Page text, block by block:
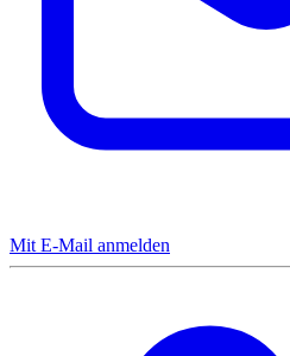
Mit E-Mail anmelden